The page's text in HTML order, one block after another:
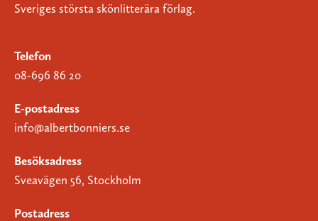
Sveriges största skönlitterära förlag.
Telefon
08-696 86 20
E-postadress
info@albertbonniers.se
Besöksadress
Sveavägen 56, Stockholm
Postadress